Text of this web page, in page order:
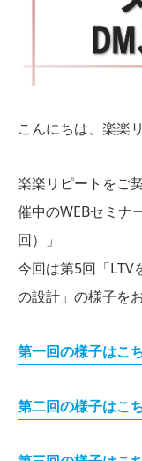
こんにちは、楽楽
楽楽リピートをご
催中のWEBセミナ
回）」
今回は第5回「LTV
の設計」の様子を
第一回の様子はこ
第二回の様子はこ